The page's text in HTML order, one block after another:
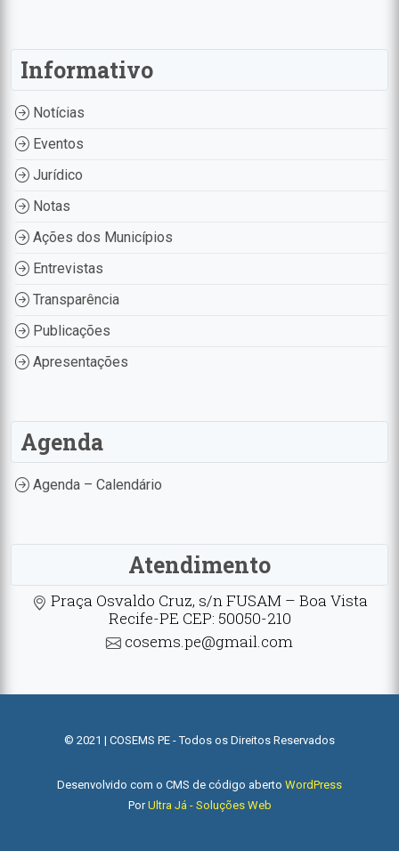
Informativo
Notícias
Eventos
Jurídico
Notas
Ações dos Municípios
Entrevistas
Transparência
Publicações
Apresentações
Agenda
Agenda – Calendário
Atendimento
Praça Osvaldo Cruz, s/n FUSAM – Boa Vista
Recife-PE CEP: 50050-210
cosems.pe@gmail.com
© 2021 | COSEMS PE - Todos os Direitos Reservados
Desenvolvido com o CMS de código aberto WordPress
PorUltra Já - Soluções Web